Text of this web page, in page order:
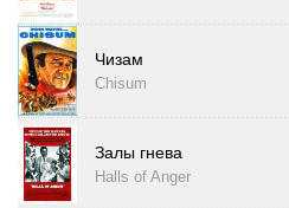
Чизам
Chisum
Залы гнева
Halls of Anger